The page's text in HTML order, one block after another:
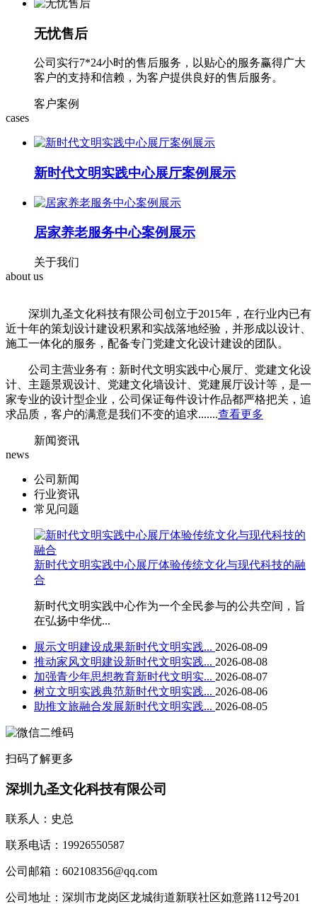
无忧售后
公司实行7*24小时的售后服务，以贴心的服务赢得广大
客户的支持和信赖，为客户提供良好的售后服务。
客户案例
cases
新时代文明实践中心展厅案例展示
居家养老服务中心案例展示
关于我们
about us
深圳九圣文化科技有限公司创立于2015年，在行业内已有
近十年的策划设计建设积累和实战落地经验，并形成以设计、
施工一体化的服务，配备专门党建文化设计建设的团队。
公司主营业务有：新时代文明实践中心展厅、党建文化设
计、主题景观设计、党建文化墙设计、党建展厅设计等，是一
家专业的设计型企业，公司保证每件设计作品都严格把关，追
求品质，客户的满意是我们不变的追求.......查看更多
新闻资讯
news
公司新闻
行业资讯
常见问题
新时代文明实践中心展厅体验传统文化与现代科技的融
合
新时代文明实践中心作为一个全民参与的公共空间，旨
在弘扬中华优...
展示文明建设成果新时代文明实践... 2026-08-09
推动家风文明建设新时代文明实践... 2026-08-08
加强青少年思想教育新时代文明实... 2026-08-07
树立文明实践典范新时代文明实践... 2026-08-06
助推文旅融合发展新时代文明实践... 2026-08-05
扫码了解更多
深圳九圣文化科技有限公司
联系人：史总
联系电话：19926550587
公司邮箱：602108356@qq.com
公司地址：深圳市龙岗区龙城街道新联社区如意路112号201